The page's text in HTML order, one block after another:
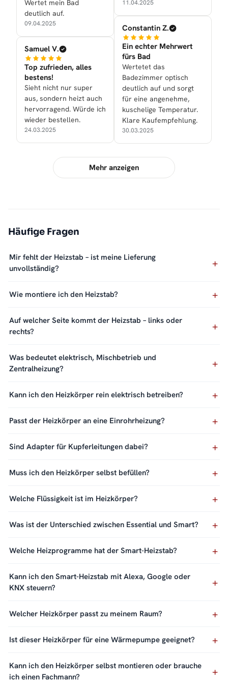
Wertet mein Bad
deutlich auf.
09.04.2025
Samuel V.
Top zufrieden, alles
bestens!
Sieht nicht nur super
aus, sondern heizt auch
hervorragend. Würde ich
wieder bestellen.
24.03.2025
11.04.2025
Constantin Z.
Ein echter Mehrwert
fürs Bad
Wertetet das
Badezimmer optisch
deutlich auf und sorgt
für eine angenehme,
kuschelige Temperatur.
Klare Kaufempfehlung.
30.03.2025
Mehr anzeigen
Häufige Fragen
Mir fehlt der Heizstab – ist meine Lieferung
unvollständig?
Wie montiere ich den Heizstab?
Auf welcher Seite kommt der Heizstab – links oder
rechts?
Was bedeutet elektrisch, Mischbetrieb und
Zentralheizung?
Kann ich den Heizkörper rein elektrisch betreiben?
Passt der Heizkörper an eine Einrohrheizung?
Sind Adapter für Kupferleitungen dabei?
Muss ich den Heizkörper selbst befüllen?
Welche Flüssigkeit ist im Heizkörper?
Was ist der Unterschied zwischen Essential und Smart?
Welche Heizprogramme hat der Smart-Heizstab?
Kann ich den Smart-Heizstab mit Alexa, Google oder
KNX steuern?
Welcher Heizkörper passt zu meinem Raum?
Ist dieser Heizkörper für eine Wärmepumpe geeignet?
Kann ich den Heizkörper selbst montieren oder brauche
ich einen Fachmann?